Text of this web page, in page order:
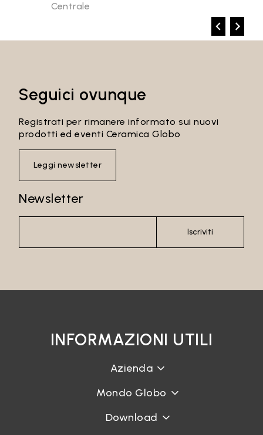
Centrale
Seguici ovunque
Registrati per rimanere informato sui nuovi
prodotti ed eventi Ceramica Globo
Leggi newsletter
Newsletter
Iscriviti
INFORMAZIONI UTILI
Azienda
Mondo Globo
Download